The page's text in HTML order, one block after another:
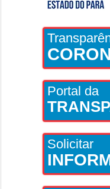
Portal da
Solicitar